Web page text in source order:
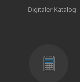
Digitaler Katalog